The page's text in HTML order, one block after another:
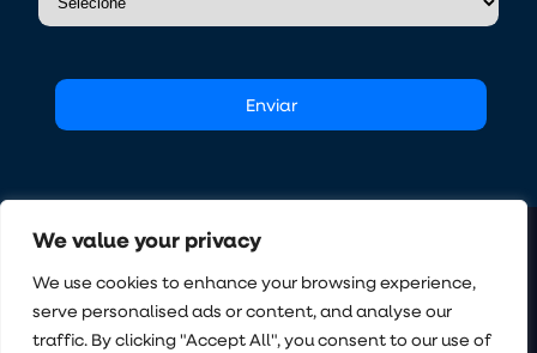
We value your privacy
We use cookies to enhance your browsing experience,
serve personalised ads or content, and analyse our
traffic. By clicking "Accept All", you consent to our use of
O Sistema Operacional da Incorporação
ECOSSISTEMA
Quem Somos
LEGAL CONTATO